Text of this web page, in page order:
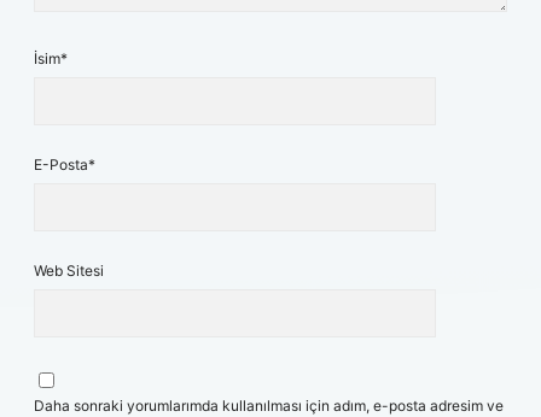
İsim*
E-Posta*
Web Sitesi
Daha sonraki yorumlarımda kullanılması için adım, e-posta adresim ve